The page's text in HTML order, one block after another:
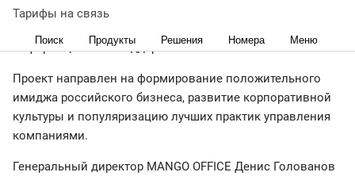
Тарифы на связь
Поиск Продукты Решения Номера Меню
28 мая 2026 года в особняке Дом Смирнова состоялась
информационной поддержке Forbes Club.
Проект направлен на формирование положительного
имиджа российского бизнеса, развитие корпоративной
культуры и популяризацию лучших практик управления
компаниями.
Генеральный директор MANGO OFFICE Денис Голованов